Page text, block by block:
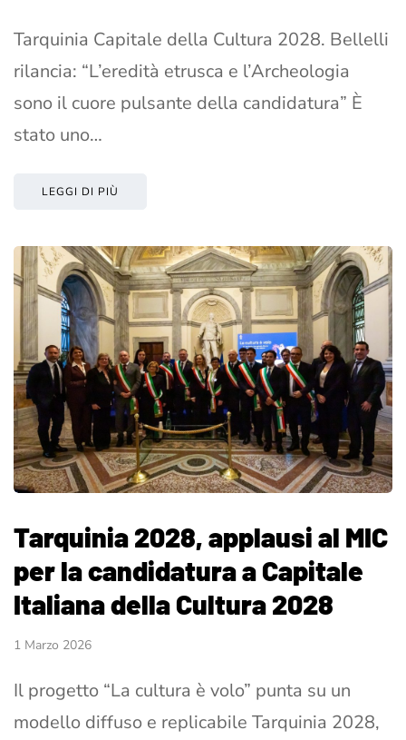
Tarquinia Capitale della Cultura 2028. Bellelli
rilancia: “L’eredità etrusca e l’Archeologia
sono il cuore pulsante della candidatura” È
stato uno…
LEGGI DI PIÙ
Tarquinia 2028, applausi al MIC
per la candidatura a Capitale
Italiana della Cultura 2028
1 Marzo 2026
Il progetto “La cultura è volo” punta su un
modello diffuso e replicabile Tarquinia 2028,